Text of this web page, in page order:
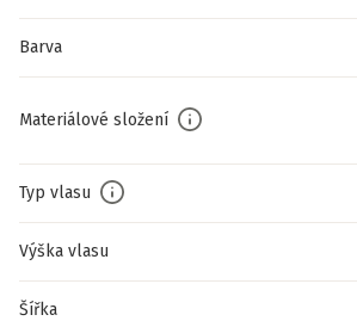
Barva
Materiálové složení
Typ vlasu
Výška vlasu
Šířka